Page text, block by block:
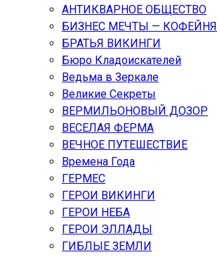
АНТИКВАРНОЕ ОБЩЕСТВО
БИЗНЕС МЕЧТЫ — КОФЕЙНЯ
БРАТЬЯ ВИКИНГИ
Бюро Кладоискателей
Ведьма в Зеркале
Великие Секреты
ВЕРМИЛЬОНОВЫЙ ДОЗОР
ВЕСЕЛАЯ ФЕРМА
ВЕЧНОЕ ПУТЕШЕСТВИЕ
Времена Года
ГЕРМЕС
ГЕРОИ ВИКИНГИ
ГЕРОИ НЕБА
ГЕРОИ ЭЛЛАДЫ
ГИБЛЫЕ ЗЕМЛИ